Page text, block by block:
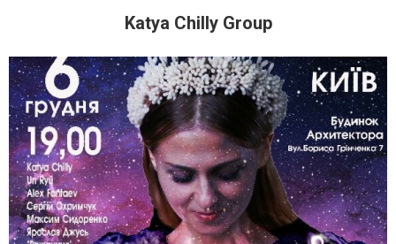
Katya Chilly Group